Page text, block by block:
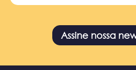
Assine nossa